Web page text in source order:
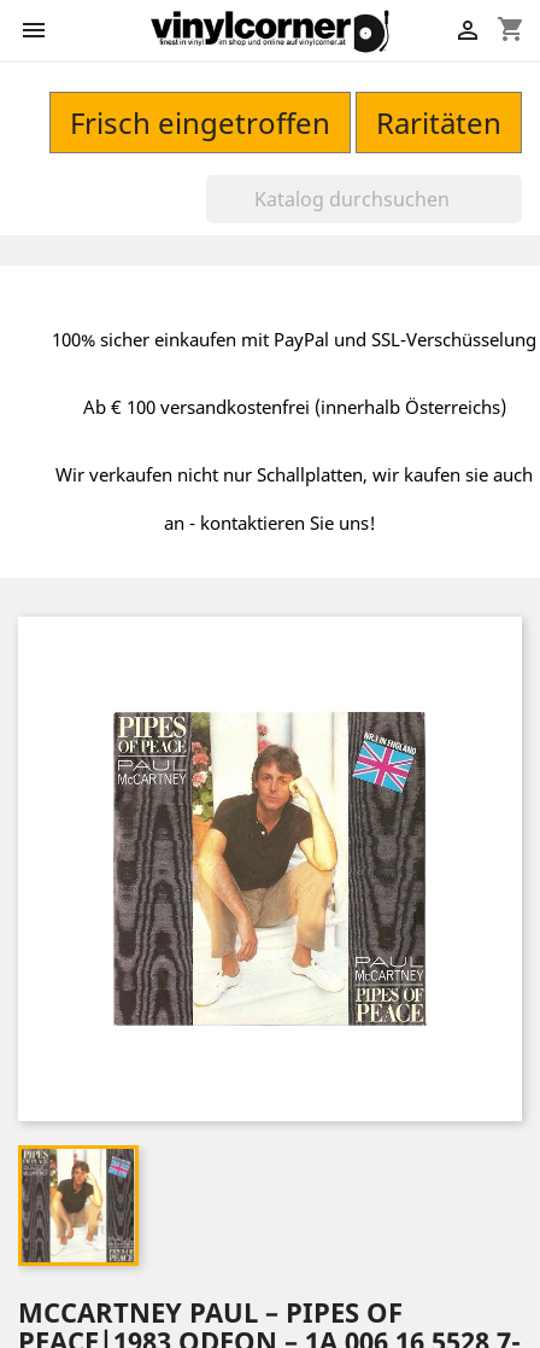
 shopping_cart

Frisch eingetroffen Raritäten
100% sicher einkaufen mit PayPal und SSL-Verschüsselung
Ab € 100 versandkostenfrei (innerhalb Österreichs)
Wir verkaufen nicht nur Schallplatten, wir kaufen sie auch
an - kontaktieren Sie uns!
MCCARTNEY ‎PAUL – PIPES OF
PEACE|1983 ODEON ‎– 1A 006 16 5528 7-